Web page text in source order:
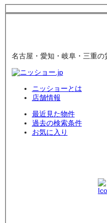
名古屋・愛知・岐阜・三重
ニッショーとは
店舗情報
最近見た物件
過去の検索条件
お気に入り